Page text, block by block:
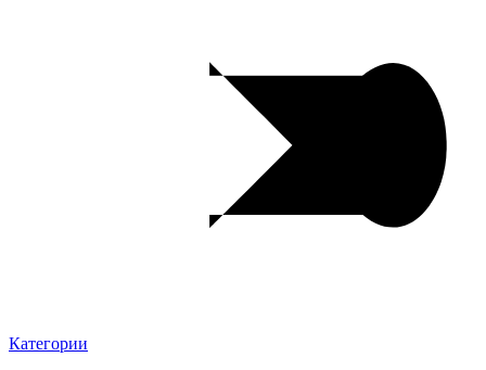
Категории